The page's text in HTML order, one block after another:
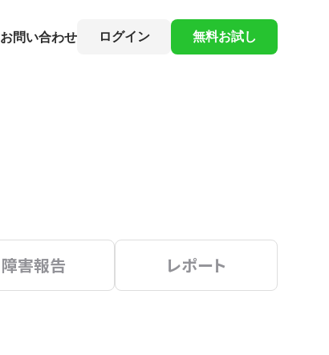
お問い合わせ ログイン 無料お試し
障害報告 レポート